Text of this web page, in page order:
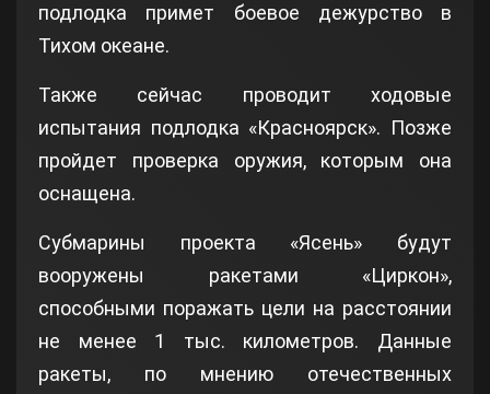
подлодка примет боевое дежурство в
Тихом океане.
Также сейчас проводит ходовые
испытания подлодка «Красноярск». Позже
пройдет проверка оружия, которым она
оснащена.
Субмарины проекта «Ясень» будут
вооружены ракетами «Циркон»,
способными поражать цели на расстоянии
не менее 1 тыс. километров. Данные
ракеты, по мнению отечественных